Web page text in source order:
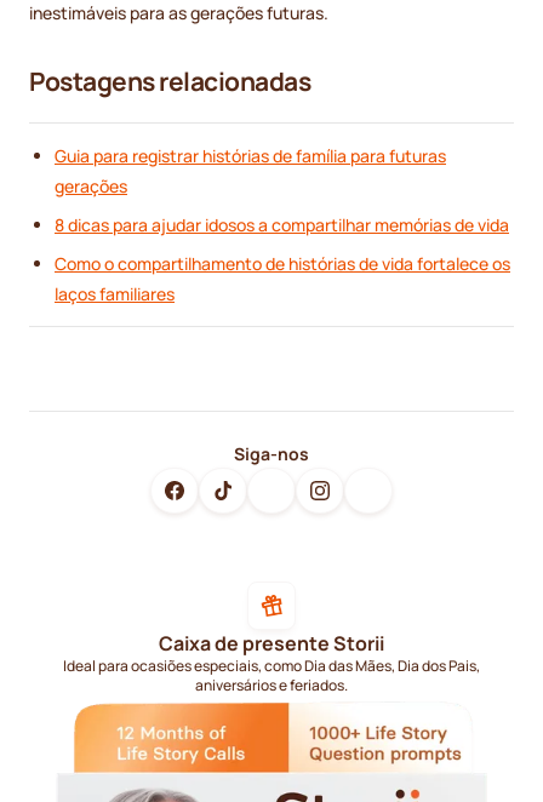
inestimáveis para as gerações futuras.
Postagens relacionadas
Guia para registrar histórias de família para futuras
gerações
8 dicas para ajudar idosos a compartilhar memórias de vida
Como o compartilhamento de histórias de vida fortalece os
laços familiares
Siga-nos
Caixa de presente Storii
Ideal para ocasiões especiais, como Dia das Mães, Dia dos Pais,
aniversários e feriados.